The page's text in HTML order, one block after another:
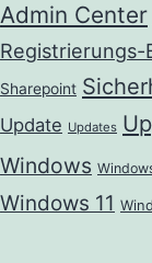
Admin Center
Registrierungs-
Sharepoint
Update Updates
Windows
Windows 11